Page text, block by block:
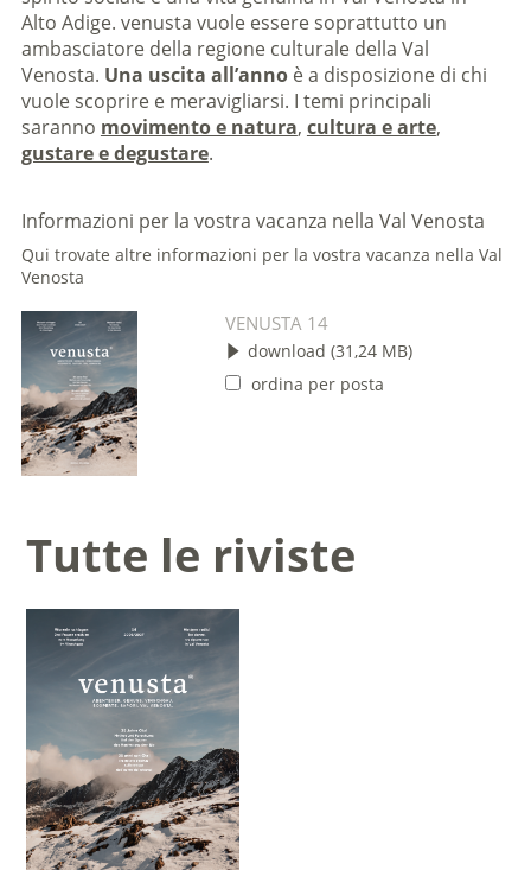
Alto Adige. venusta vuole essere soprattutto un
ambasciatore della regione culturale della Val
Venosta. Una uscita all’annoè a disposizione di chi
vuole scoprire e meravigliarsi. I temi principali
saranno movimento e natura, cultura e arte,
gustare e degustare.
Informazioni per la vostra vacanza nella Val Venosta
Qui trovate altre informazioni per la vostra vacanza nella Val
Venosta
VENUSTA 14
download (31,24 MB)
ordina per posta
Tutte le riviste